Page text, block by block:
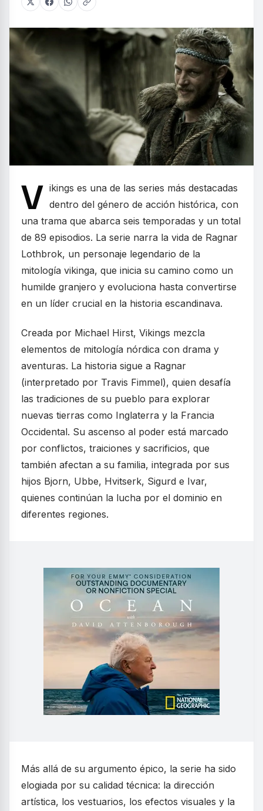
V ikings es una de las series más destacadas
dentro del género de acción histórica, con
una trama que abarca seis temporadas y un total
de 89 episodios. La serie narra la vida de Ragnar
Lothbrok, un personaje legendario de la
mitología vikinga, que inicia su camino como un
humilde granjero y evoluciona hasta convertirse
en un líder crucial en la historia escandinava.
Creada por Michael Hirst, Vikings mezcla
elementos de mitología nórdica con drama y
aventuras. La historia sigue a Ragnar
(interpretado por Travis Fimmel), quien desafía
las tradiciones de su pueblo para explorar
nuevas tierras como Inglaterra y la Francia
Occidental. Su ascenso al poder está marcado
por conflictos, traiciones y sacrificios, que
también afectan a su familia, integrada por sus
hijos Bjorn, Ubbe, Hvitserk, Sigurd e Ivar,
quienes continúan la lucha por el dominio en
diferentes regiones.
Más allá de su argumento épico, la serie ha sido
elogiada por su calidad técnica: la dirección
artística, los vestuarios, los efectos visuales y la